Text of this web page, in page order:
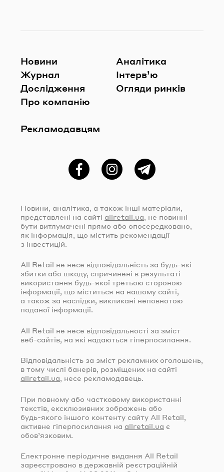
Новини
Журнал
Дослідження
Про компанію
Рекламодавцям
Аналітика
Інтерв’ю
Огляди ринків
ФейсбукInstagramTelegram
Новини, аналітика, а також інші матеріали,
представлені на сайті allretail.ua, не повинні
бути витлумачені прямо або опосередковано,
як інформація, що містить рекомендації
з інвестицій.
All Retail не несе відповідальність за будь-які
збитки або шкоду, спричинені в результаті
використання будь-якої третьою стороною
інформації, що міститься на нашому сайті,
а також за наслідки, викликані неповнотою
поданої інформації.
All Retail не несе відповідальності за зміст
веб-сайтів, на які надаються гіперпосилання.
Відповідальність за зміст рекламних оголошень,
в тому числі банерів, розміщених на сайті
allretail.ua, несе рекламодавець.
При повному або частковому використанні
текстів, ексклюзивних зображень або
будь-якого іншого контенту сайту All Retail,
активне гіперпосилання на allretail.ua є
обов’язковим.
Електронне періодичне видання All Retail
зареєстровано в державній реєстраційній